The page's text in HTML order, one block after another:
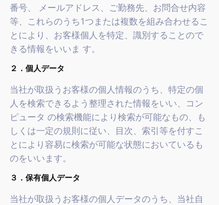
番号、 メールアドレス、ご勤務先、お問合せ内容
等、これらのうち1つまたは複数を組み合わせるこ
とにより、お客様個人を特定、識別することので
きる情報をいいま す。
２．個人データ
当社が取扱うお客様の個人情報のうち、特定の個
人を検索できるよう整理された情報をいい、コン
ピュータ の検索機能により検索が可能なもの、も
しくは一定の規則に従い、目次、索引等を付すこ
とにより容易に検索が可能な状態においているも
のをいいます。
３．保有個人データ
当社が取扱うお客様の個人データのうち、当社自